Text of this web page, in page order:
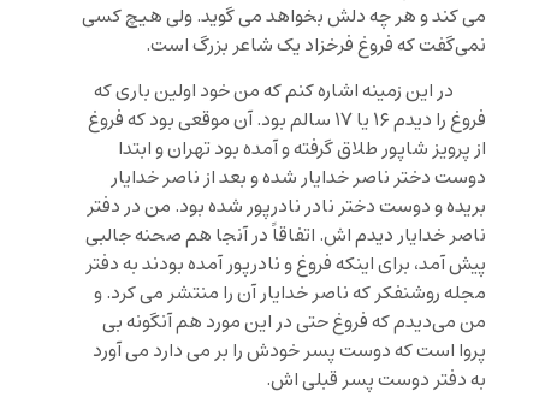
می کند و هر چه دلش بخواهد می گوید. ولی هیچ کسی
نمی‌گفت که فروغ فرخزاد یک شاعر بزرگ است.
در این زمینه اشاره کنم که من خود اولین باری که
فروغ را دیدم ۱۶ یا ۱۷ سالم بود. آن موقعی بود که فروغ
از پرویز شاپور طلاق گرفته و آمده بود تهران و ابتدا
دوست دختر ناصر خدایار شده و بعد از ناصر خدایار
بریده و دوست دختر نادر نادرپور شده بود. من در دفتر
ناصر خدایار دیدم اش. اتفاقاً در آنجا هم صحنه جالبی
پیش آمد، برای اینکه فروغ و نادرپور آمده بودند به دفتر
مجله روشنفکر که ناصر خدایار آن را منتشر می کرد. و
من می‌دیدم که فروغ حتی در این مورد هم آنگونه بی
پروا است که دوست پسر خودش را بر می دارد می آورد
به دفتر دوست پسر قبلی اش.